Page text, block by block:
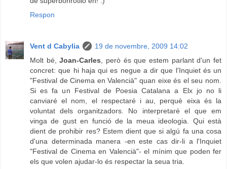
Respon
Vent d Cabylia
19 de novembre, 2009 14:02
Molt bé,Joan-Carles , però és que estem parlant d'un fet
concret: que hi haja qui es negue a dir que l'Inquiet és un
"Festival de Cinema en Valencià" quan eixe és el seu nom.
Si es fa un Festival de Poesia Catalana a Elx jo no li
canviaré el nom, el respectaré i au, perquè eixa és la
voluntat dels organitzadors. No interpretaré el que em
vinga de gust en funció de la meua ideologia. Qui està
dient de prohibir res? Estem dient que si algú fa una cosa
d'una determinada manera -en este cas dir-li a l'Inquiet
"Festival de Cinema en Valencià"- el mínim que poden fer
els que volen ajudar-lo és respectar la seua tria.